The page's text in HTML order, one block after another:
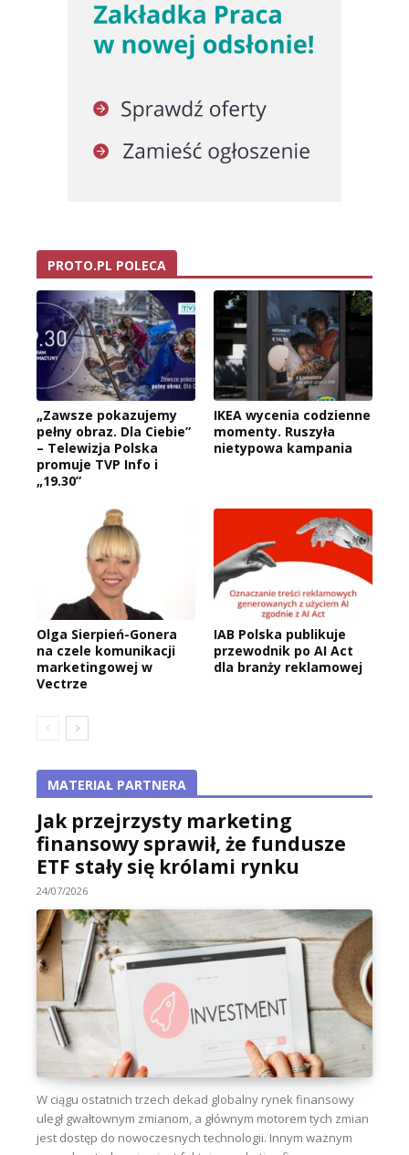
PROTO.PL POLECA
„Zawsze pokazujemy
pełny obraz. Dla Ciebie”
– Telewizja Polska
promuje TVP Info i
„19.30”
IKEA wycenia codzienne
momenty. Ruszyła
nietypowa kampania
Olga Sierpień-Gonera
na czele komunikacji
marketingowej w
Vectrze
IAB Polska publikuje
przewodnik po AI Act
dla branży reklamowej
MATERIAŁ PARTNERA
Jak przejrzysty marketing
finansowy sprawił, że fundusze
ETF stały się królami rynku
24/07/2026
W ciągu ostatnich trzech dekad globalny rynek finansowy
uległ gwałtownym zmianom, a głównym motorem tych zmian
jest dostęp do nowoczesnych technologii. Innym ważnym